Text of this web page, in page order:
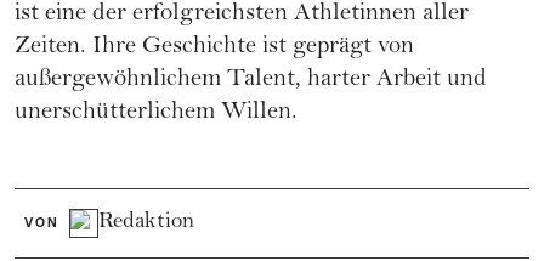
ist eine der erfolgreichsten Athletinnen aller
Zeiten. Ihre Geschichte ist geprägt von
außergewöhnlichem Talent, harter Arbeit und
unerschütterlichem Willen.
VON Redaktion